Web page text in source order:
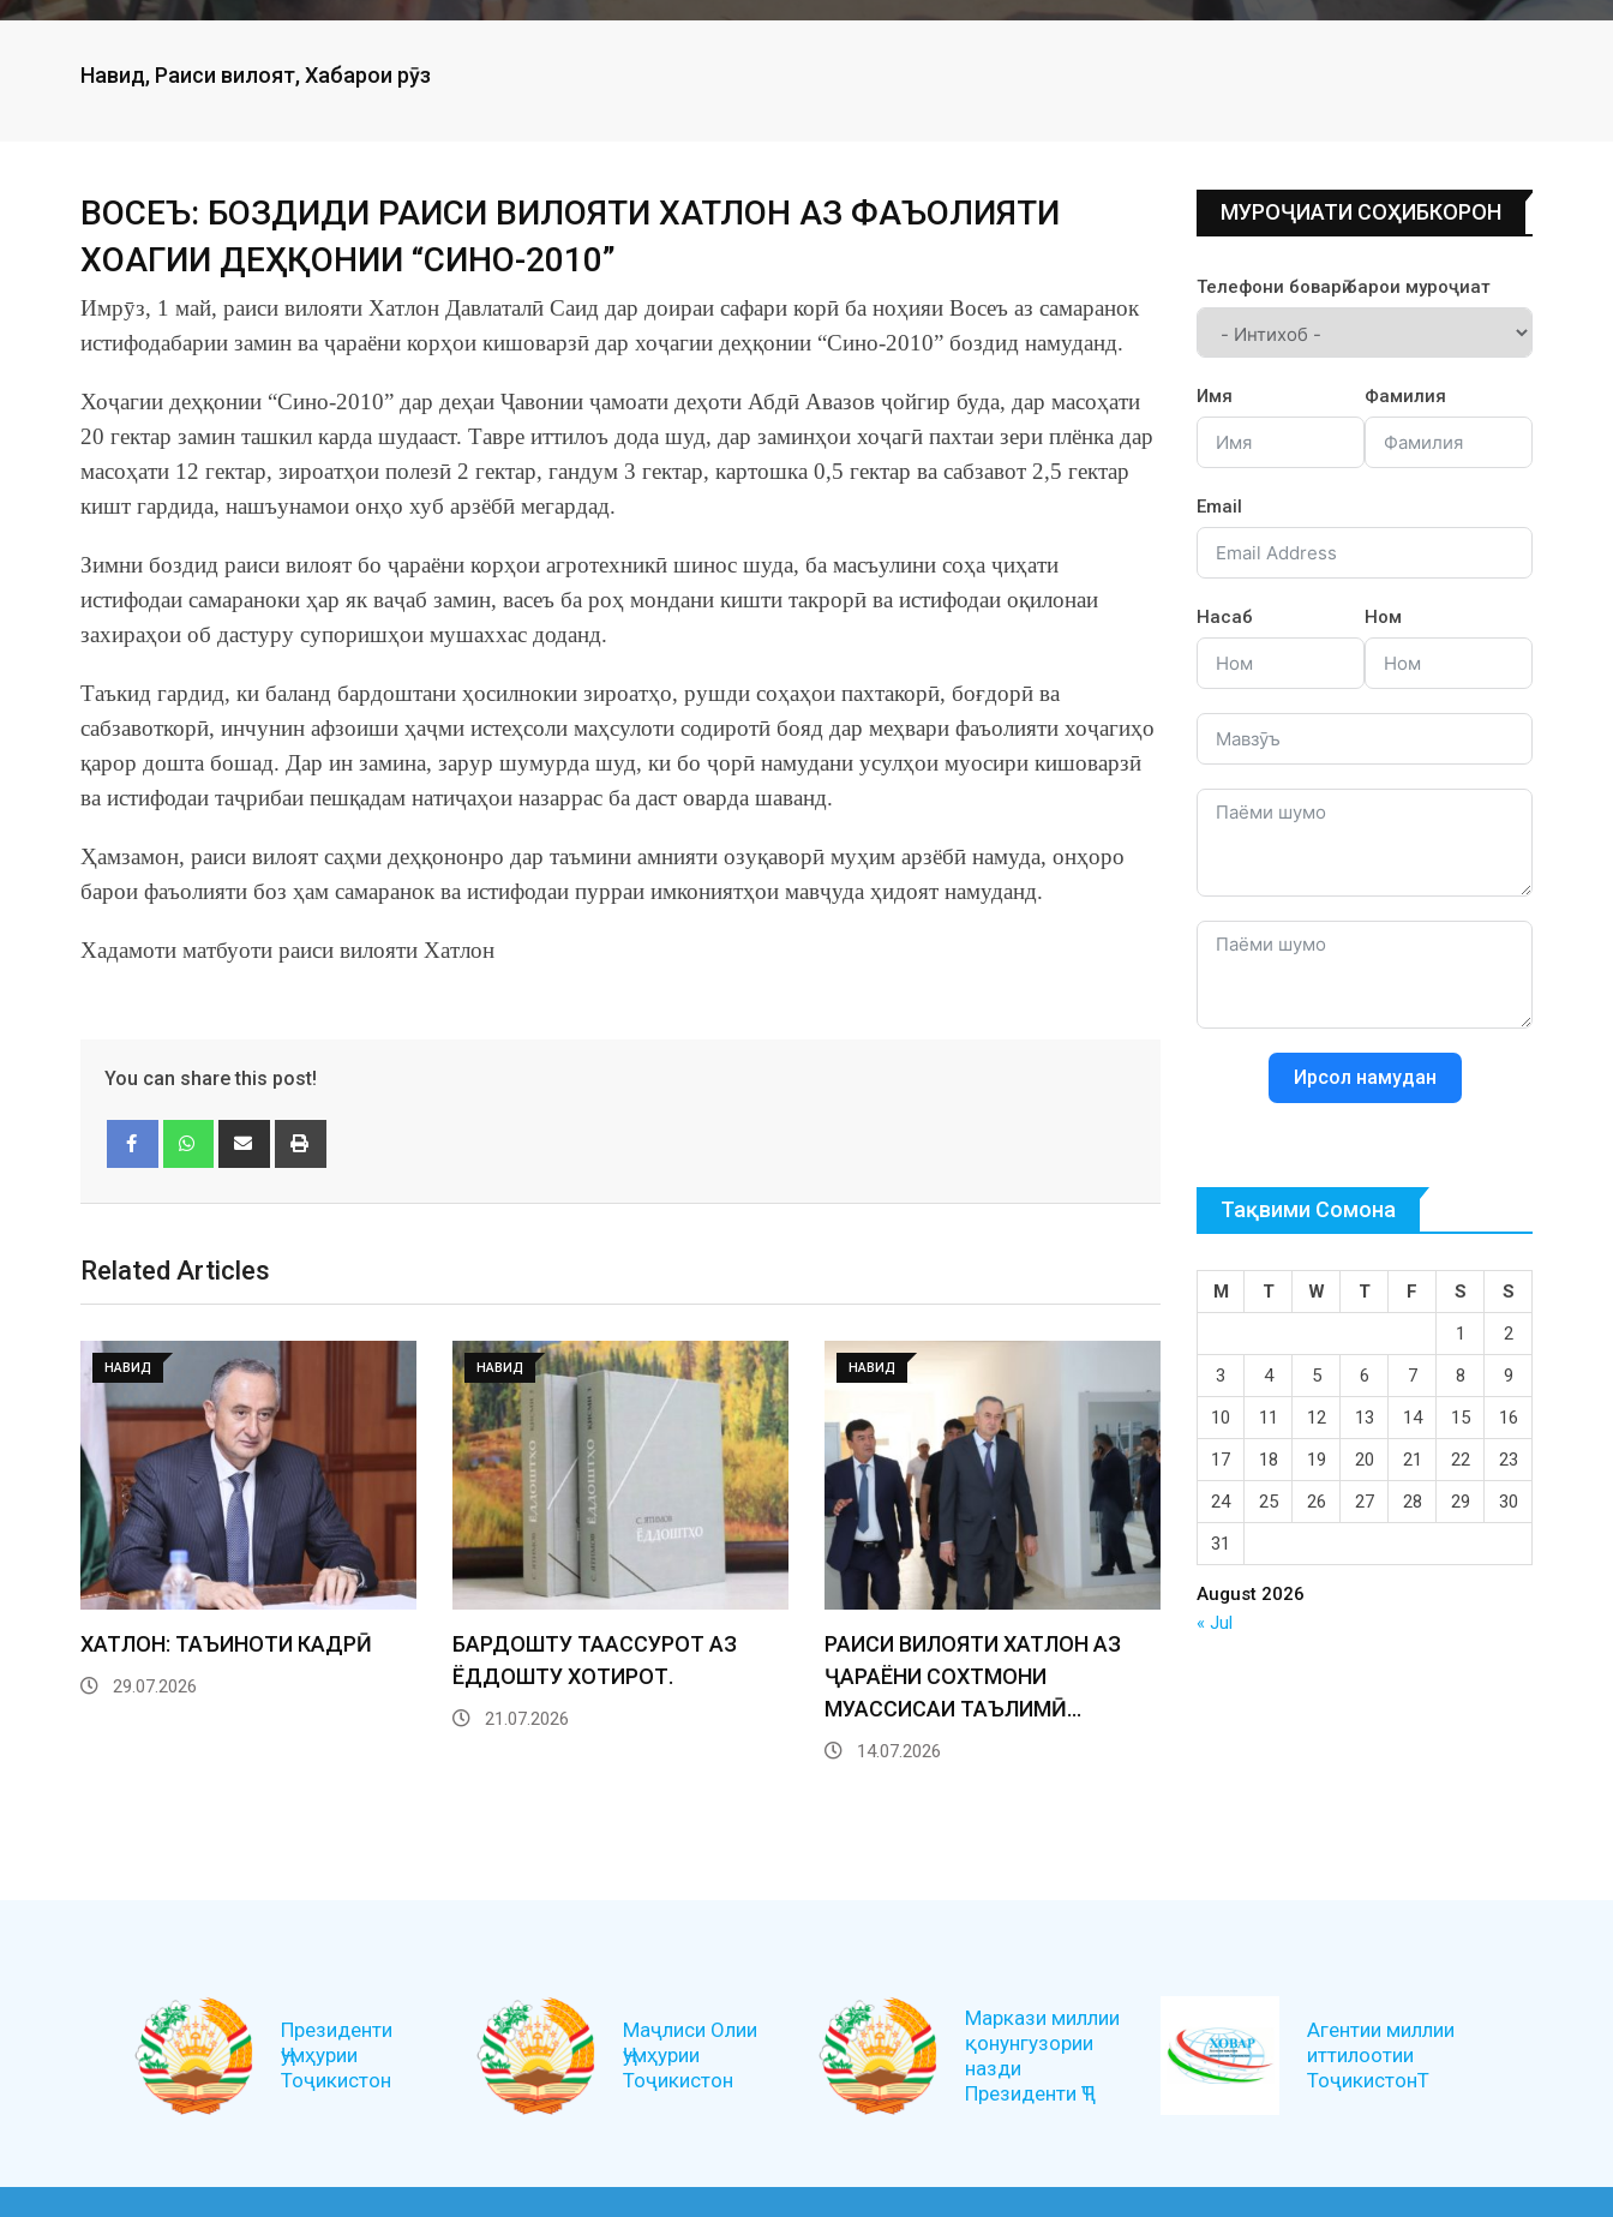
Навид, Раиси вилоят,Хабарҳои рӯз
ВОСЕЪ: БОЗДИДИ РАИСИ ВИЛОЯТИ ХАТЛОН АЗ ФАЪОЛИЯТИ
ХОҶАГИИ ДЕҲҚОНИИ “СИНО-2010”
Имрӯз, 1 май, раиси вилояти Хатлон Давлаталӣ Саид дар доираи сафари корӣ ба ноҳияи Восеъ аз самаранок
истифодабарии замин ва ҷараёни корҳои кишоварзӣ дар хоҷагии деҳқонии “Сино-2010” боздид намуданд.
Хоҷагии деҳқонии “Сино-2010” дар деҳаи Ҷавонии ҷамоати деҳоти Абдӣ Авазов ҷойгир буда, дар масоҳати
20 гектар замин ташкил карда шудааст. Тавре иттилоъ дода шуд, дар заминҳои хоҷагӣ пахтаи зери плёнка дар
масоҳати 12 гектар, зироатҳои полезӣ 2 гектар, гандум 3 гектар, картошка 0,5 гектар ва сабзавот 2,5 гектар
кишт гардида, нашъунамои онҳо хуб арзёбӣ мегардад.
Зимни боздид раиси вилоят бо ҷараёни корҳои агротехникӣ шинос шуда, ба масъулини соҳа ҷиҳати
истифодаи самараноки ҳар як ваҷаб замин, васеъ ба роҳ мондани кишти такрорӣ ва истифодаи оқилонаи
захираҳои об дастуру супоришҳои мушаххас доданд.
Таъкид гардид, ки баланд бардоштани ҳосилнокии зироатҳо, рушди соҳаҳои пахтакорӣ, боғдорӣ ва
сабзавоткорӣ, инчунин афзоиши ҳаҷми истеҳсоли маҳсулоти содиротӣ бояд дар меҳвари фаъолияти хоҷагиҳо
қарор дошта бошад. Дар ин замина, зарур шумурда шуд, ки бо ҷорӣ намудани усулҳои муосири кишоварзӣ
ва истифодаи таҷрибаи пешқадам натиҷаҳои назаррас ба даст оварда шаванд.
Ҳамзамон, раиси вилоят саҳми деҳқононро дар таъмини амнияти озуқаворӣ муҳим арзёбӣ намуда, онҳоро
барои фаъолияти боз ҳам самаранок ва истифодаи пурраи имкониятҳои мавҷуда ҳидоят намуданд.
Хадамоти матбуоти раиси вилояти Хатлон
You can share this post!
Related Articles
НАВИД
ХАТЛОН: ТАЪИНОТИ КАДРӢ
29.07.2026
НАВИД
БАРДОШТУ ТААССУРОТ АЗ
ЁДДОШТУ ХОТИРОТ.
21.07.2026
НАВИД
РАИСИ ВИЛОЯТИ ХАТЛОН АЗ
ҶАРАЁНИ СОХТМОНИ
МУАССИСАИ ТАЪЛИМӢ…
14.07.2026
МУРОҶИАТИ СОҲИБКОРОН
Телефони боварӣ барои муроҷиат
Имя Фамилия
Email
Насаб Ном
Ирсол намудан
Тақвими Сомона
August 2026
M T W T F S
S
1
2
3
4 5 6 7 8
9
10
11 12 13 14 15
16
17
18 19 20 21 22
23
24
25 26 27 28 29
30
31
« Jul
Президенти
Ҷумҳурии
Тоҷикистон
Маҷлиси Олии
Ҷумҳурии
Тоҷикистон
Маркази миллии
қонунгузории
назди
Президенти ҶТ
Агентии миллии
иттилоотии
ТоҷикистонТ